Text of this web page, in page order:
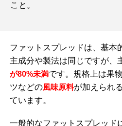
こと。
ファットスプレッドは、基本
主成分や製法は同じですが、
が80%未満です。規格上は果
ツなどの風味原料が加えられ
ています。
一般的なファットスプレッド